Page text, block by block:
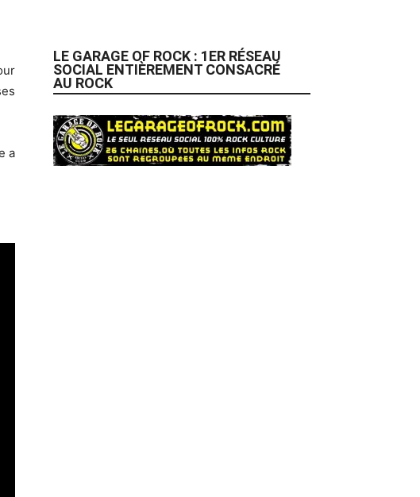
a
LE GARAGE OF ROCK : 1ER RÉSEAU
SOCIAL ENTIÈREMENT CONSACRÉ
AU ROCK